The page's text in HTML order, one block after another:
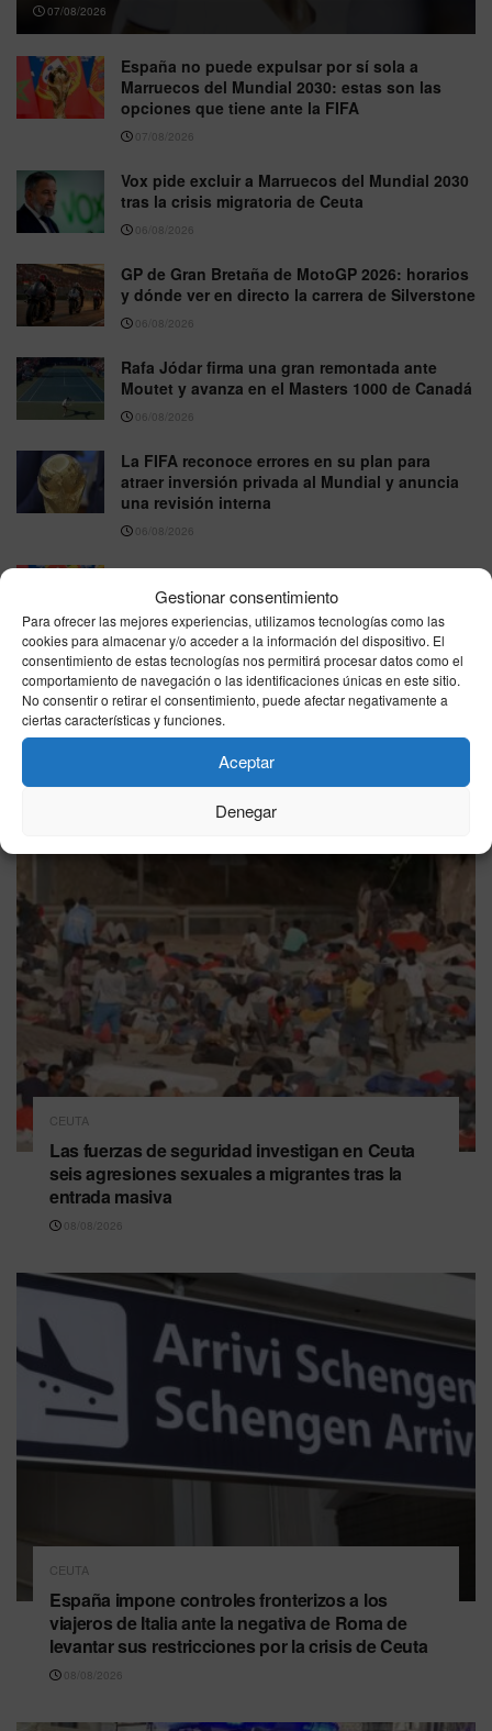
Gestionar consentimiento
Para ofrecer las mejores experiencias, utilizamos tecnologías como las
cookies para almacenar y/o acceder a la información del dispositivo. El
consentimiento de estas tecnologías nos permitirá procesar datos como el
comportamiento de navegación o las identificaciones únicas en este sitio.
No consentir o retirar el consentimiento, puede afectar negativamente a
ciertas características y funciones.
Aceptar
Denegar
07/08/2026
España no puede expulsar por sí sola a
Marruecos del Mundial 2030: estas son las
opciones que tiene ante la FIFA
07/08/2026
Vox pide excluir a Marruecos del Mundial 2030
tras la crisis migratoria de Ceuta
06/08/2026
GP de Gran Bretaña de MotoGP 2026: horarios
y dónde ver en directo la carrera de Silverstone
06/08/2026
Rafa Jódar firma una gran remontada ante
Moutet y avanza en el Masters 1000 de Canadá
06/08/2026
La FIFA reconoce errores en su plan para
atraer inversión privada al Mundial y anuncia
una revisión interna
06/08/2026
La FIFA desmiente un supuesto acuerdo para
llevar la final del Mundial 2030 a Marruecos
06/08/2026
VER MÁS
CEUTA
Las fuerzas de seguridad investigan en Ceuta
seis agresiones sexuales a migrantes tras la
entrada masiva
08/08/2026
CEUTA
España impone controles fronterizos a los
viajeros de Italia ante la negativa de Roma de
levantar sus restricciones por la crisis de Ceuta
08/08/2026